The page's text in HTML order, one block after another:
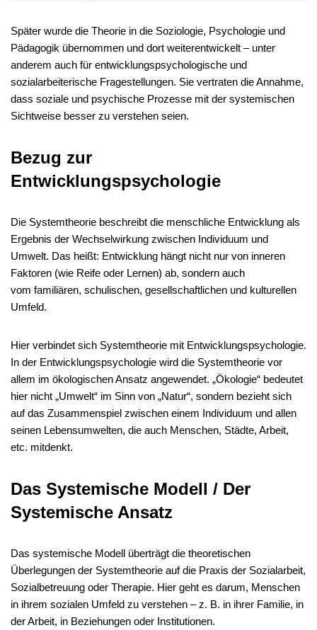
Später wurde die Theorie in die Soziologie, Psychologie und
Pädagogik übernommen und dort weiterentwickelt – unter
anderem auch für entwicklungspsychologische und
sozialarbeiterische Fragestellungen. Sie vertraten die Annahme,
dass soziale und psychische Prozesse mit der systemischen
Sichtweise besser zu verstehen seien.
Bezug zur
Entwicklungspsychologie
Die Systemtheorie beschreibt die menschliche Entwicklung als
Ergebnis der Wechselwirkung zwischen Individuum und
Umwelt. Das heißt: Entwicklung hängt nicht nur von inneren
Faktoren (wie Reife oder Lernen) ab, sondern auch
vom familiären, schulischen, gesellschaftlichen und kulturellen
Umfeld.
Hier verbindet sich Systemtheorie mit Entwicklungspsychologie.
In der Entwicklungspsychologie wird die Systemtheorie vor
allem im ökologischen Ansatz angewendet. „Ökologie“ bedeutet
hier nicht „Umwelt“ im Sinn von „Natur“, sondern bezieht sich
auf das Zusammenspiel zwischen einem Individuum und allen
seinen Lebensumwelten, die auch Menschen, Städte, Arbeit,
etc. mitdenkt.
Das Systemische Modell / Der
Systemische Ansatz
Das systemische Modell überträgt die theoretischen
Überlegungen der Systemtheorie auf die Praxis der Sozialarbeit,
Sozialbetreuung oder Therapie. Hier geht es darum, Menschen
in ihrem sozialen Umfeld zu verstehen – z. B. in ihrer Familie, in
der Arbeit, in Beziehungen oder Institutionen.